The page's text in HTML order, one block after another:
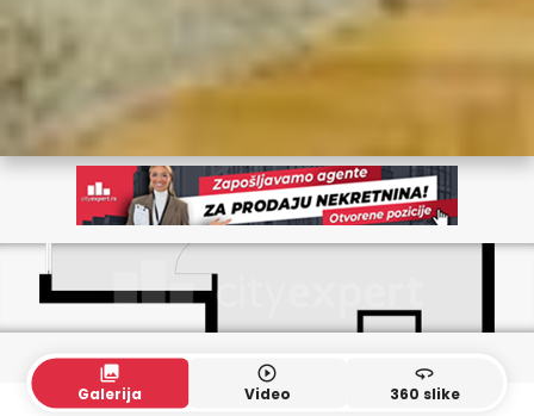
collections
Galerija
play_circle_outline
Video
360
360 slike